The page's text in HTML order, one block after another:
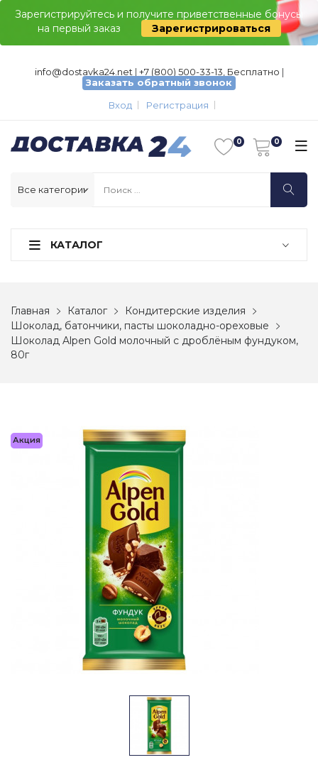
Зарегистрируйтесь и получите приветственные бонусы
на первый заказ
Зарегистрироваться
info@dostavka24.net | +7 (800) 500-33-13, Бесплатно |
Заказать обратный звонок
Вход
Регистрация
КАТАЛОГ
Главная Каталог
Кондитерские изделия
Шоколад, батончики, пасты шоколадно-ореховые
Шоколад Alpen Gold молочный с дроблёным фундуком,
80г
Акция